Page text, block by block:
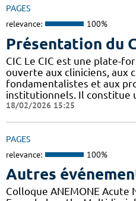
PAGES
relevance: 100%
Présentation du
CIC Le CIC est une plate-
ouverte aux cliniciens, aux
fondamentalistes et aux
institutionnels. Il constitue
18/02/2026 15:25
PAGES
relevance: 100%
Autres
Colloque ANEMONE Acute